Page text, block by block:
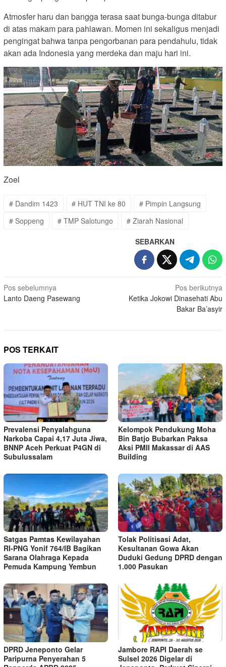
Atmosfer haru dan bangga terasa saat bunga-bunga ditabur
di atas makam para pahlawan. Momen ini sekaligus menjadi
pengingat bahwa tanpa pengorbanan para pendahulu, tidak
akan ada Indonesia yang merdeka dan maju hari ini.
Zoel
# Dandim 1423 # HUT TNI ke 80
# Pimpin Langsung
# Soppeng
# TMP Salotungo # Ziarah Nasional
SEBARKAN
Navigasi
pos
Pos sebelumnya
Lanto Daeng Pasewang
Pos berikutnya
Ketika Jokowi Dinasehati Abu
Bakar Ba’asyir
POS TERKAIT
Prevalensi Penyalahguna
Narkoba Capai 4,17 Juta Jiwa,
BNNP Aceh Perkuat P4GN di
Subulussalam
Kelompok Pendukung Moha
Bin Batjo Bubarkan Paksa
Aksi PMII Makassar di AAS
Building
Satgas Pamtas Kewilayahan
RI-PNG Yonif 764/IB Bagikan
Sarana Olahraga Kepada
Pemuda Kampung Yembun
Tolak Politisasi Adat,
Kesultanan Gowa Akan
Duduki Gedung DPRD dengan
1.000 Pasukan
DPRD Jeneponto Gelar
Paripurna Penyerahan 5
Jambore RAPI Daerah se
Sulsel 2026 Digelar di